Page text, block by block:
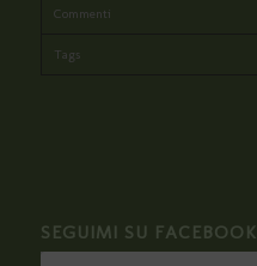
Commenti
Tags
SEGUIMI SU FACEBOOK